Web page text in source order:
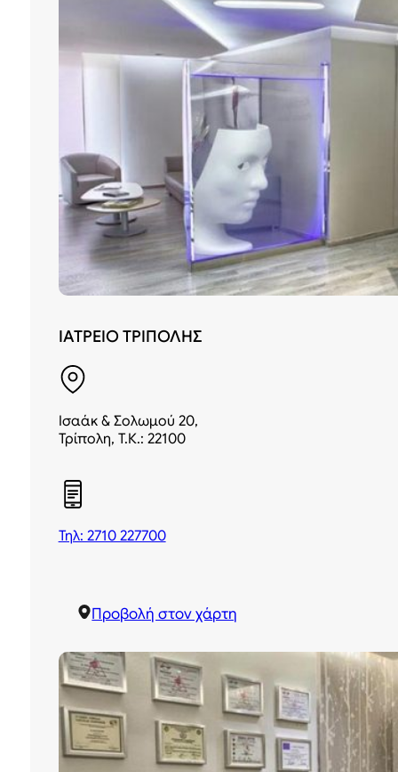
ΙΑΤΡΕΙΟ ΤΡΙΠΟΛΗΣ
Ισαάκ & Σολωμού 20,
Τρίπολη, Τ.Κ.: 22100
Τηλ: 2710 227700
Προβολή στον χάρτη